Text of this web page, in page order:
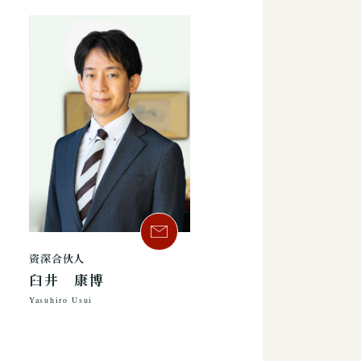
资深合伙人
臼井 康博
Yasuhiro Usui